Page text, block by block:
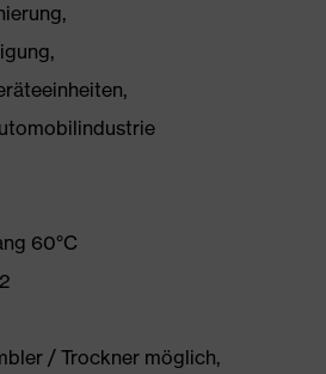
60°C
/ Trockner möglich,